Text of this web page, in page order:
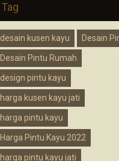
Tag
desain kusen kayu Desain
Desain Pintu Rumah
design pintu kayu
harga kusen kayu jati
harga pintu kayu
Harga Pintu Kayu 2022
harga pintu kayu jati